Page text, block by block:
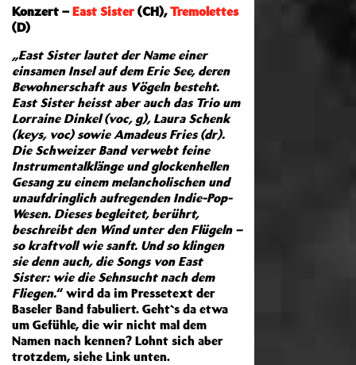
Konzert –East Sister (CH),Tremolettes
(D)
„East Sister lautet der Name einer
einsamen Insel auf dem Erie See, deren
Bewohnerschaft aus Vögeln besteht.
East Sister heisst aber auch das Trio um
Lorraine Dinkel (voc, g), Laura Schenk
(keys, voc) sowie Amadeus Fries (dr).
Die Schweizer Band verwebt feine
Instrumentalklänge und glockenhellen
Gesang zu einem melancholischen und
unaufdringlich aufregenden Indie-Pop-
Wesen. Dieses begleitet, berührt,
beschreibt den Wind unter den Flügeln –
so kraftvoll wie sanft. Und so klingen
sie denn auch, die Songs von East
Sister: wie die Sehnsucht nach dem
Fliegen.“ wird da im Pressetext der
Baseler Band fabuliert. Geht`s da etwa
um Gefühle, die wir nicht mal dem
Namen nach kennen? Lohnt sich aber
trotzdem, siehe Link unten.